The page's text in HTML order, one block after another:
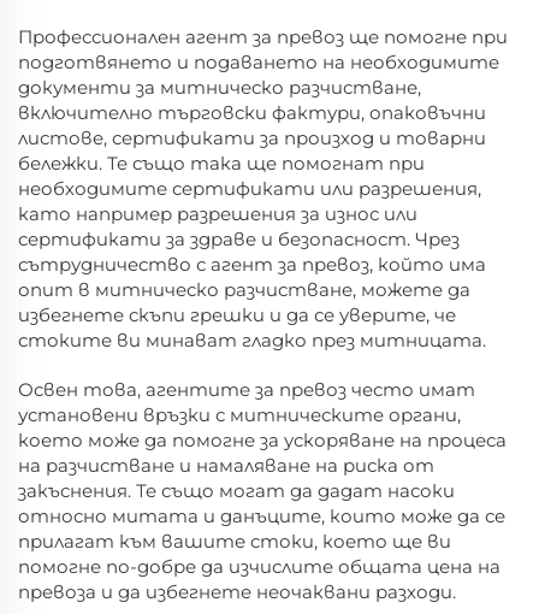
Профессионален агент за превоз ще помогне при
подготвянето и подаването на необходимите
документи за митническо разчистване,
включително търговски фактури, опаковъчни
листове, сертификати за произход и товарни
бележки. Те също така ще помогнат при
необходимите сертификати или разрешения,
като например разрешения за износ или
сертификати за здраве и безопасност. Чрез
сътрудничество с агент за превоз, който има
опит в митническо разчистване, можете да
избегнете скъпи грешки и да се уверите, че
стоките ви минават гладко през митницата.
Освен това, агентите за превоз често имат
установени връзки с митническите органи,
което може да помогне за ускоряване на процеса
на разчистване и намаляване на риска от
закъснения. Те също могат да дадат насоки
относно митата и данъците, които може да се
прилагат към вашите стоки, което ще ви
помогне по-добре да изчислите общата цена на
превоза и да избегнете неочаквани разходи.